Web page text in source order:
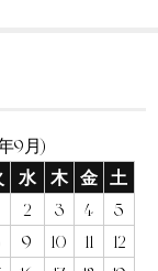
9月)
水 木 金
土
2 3 4
5
9 10 11
12